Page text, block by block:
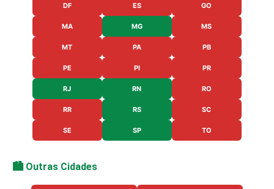
DF ES GO
MA MG MS
MT PA PB
PE PI PR
RJ RN RO
RR RS SC
SE SP TO
🏙️ Outras Cidades